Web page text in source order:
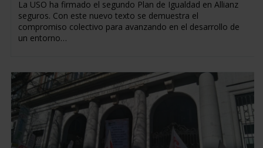
La USO ha firmado el segundo Plan de Igualdad en Allianz
seguros. Con este nuevo texto se demuestra el
compromiso colectivo para avanzando en el desarrollo de
un entorno…